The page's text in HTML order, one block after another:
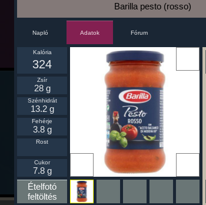
Barilla pesto (rosso)
Napló Adatok Fórum
Kalória
324
Zsír
28 g
Szénhidrát
13.2 g
Fehérje
3.8 g
Rost
Cukor
7.8 g
Ételfotó
feltöltés